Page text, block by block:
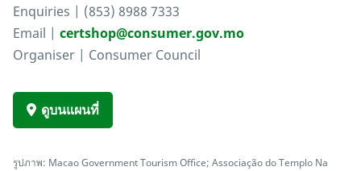
Enquiries | (853) 8988 7333
Email | certshop@consumer.gov.mo
Organiser | Consumer Council
ดูบนแผนที่
รูปภาพ: Macao Government Tourism Office; Associação do Templo Na